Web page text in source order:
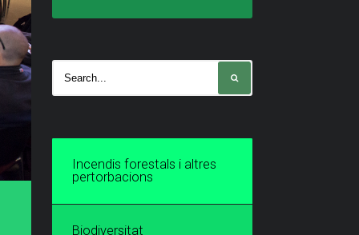
Incendis forestals i altres
pertorbacions
Biodiversitat